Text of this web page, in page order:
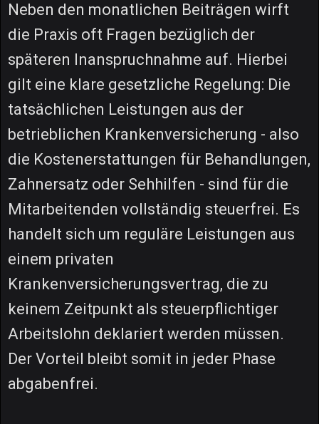
Neben den monatlichen Beiträgen wirft
die Praxis oft Fragen bezüglich der
späteren Inanspruchnahme auf. Hierbei
gilt eine klare gesetzliche Regelung: Die
tatsächlichen Leistungen aus der
betrieblichen Krankenversicherung - also
die Kostenerstattungen für Behandlungen,
Zahnersatz oder Sehhilfen - sind für die
Mitarbeitenden vollständig steuerfrei. Es
handelt sich um reguläre Leistungen aus
einem privaten
Krankenversicherungsvertrag, die zu
keinem Zeitpunkt als steuerpflichtiger
Arbeitslohn deklariert werden müssen.
Der Vorteil bleibt somit in jeder Phase
abgabenfrei.